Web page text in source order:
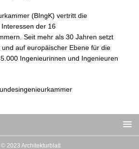
(BIngK) vertritt die
der 16
Seit mehr als 30 Jahren setzt
auf europäischer Ebene für die
Ingenieurinnen und Ingenieuren
© 2023 Architekturblatt